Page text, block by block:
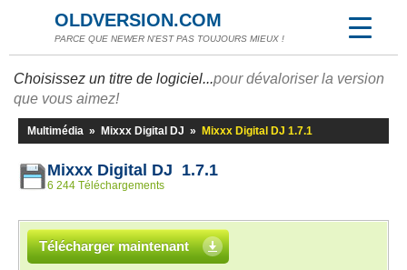
OLDVERSION.COM
PARCE QUE NEWER N'EST PAS TOUJOURS MIEUX !
Choisissez un titre de logiciel...pour dévaloriser la version
que vous aimez!
Multimédia » Mixxx Digital DJ » Mixxx Digital DJ 1.7.1
Mixxx Digital DJ 1.7.1
6 244 Téléchargements
Télécharger maintenant